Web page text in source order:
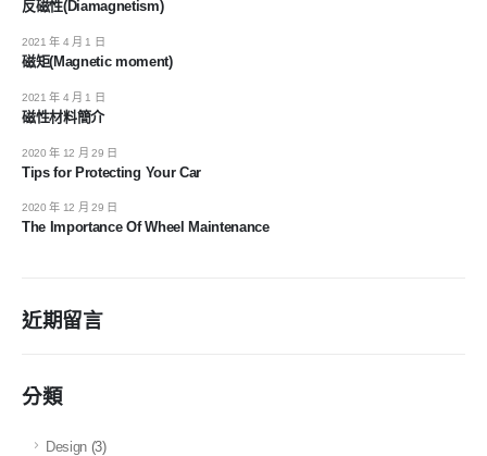
反磁性(Diamagnetism)
磁矩(Magnetic moment)
2021 年 4 月 1 日
磁性材料簡介
2021 年 4 月 1 日
Tips for Protecting Your Car
2020 年 12 月 29 日
The Importance Of Wheel Maintenance
2020 年 12 月 29 日
近期留言
分類
Design (3)